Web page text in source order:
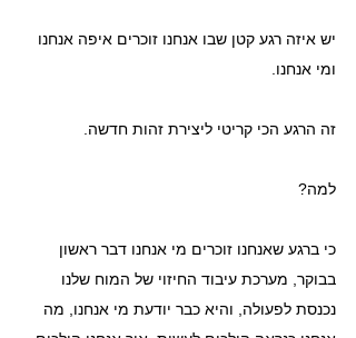
יש איזה רגע קטן שבו אנחנו זוכרים איפה אנחנו
ומי אנחנו.
זה הרגע הכי קריטי ליצירת זהות חדשה.
למה?
כי ברגע שאנחנו זוכרים מי אנחנו דבר ראשון
בבוקר, מערכת עיבוד החיזוי של המוח שלנו
נכנסת לפעולה, והיא כבר יודעת מי אנחנו, מה